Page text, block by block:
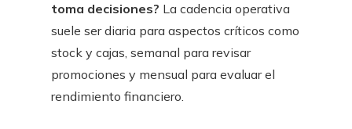
toma decisiones? La cadencia operativa
suele ser diaria para aspectos críticos como
stock y cajas, semanal para revisar
promociones y mensual para evaluar el
rendimiento financiero.